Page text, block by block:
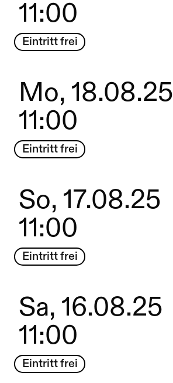
11:00
Eintritt frei
Mo, 18.08.25
11:00
Eintritt frei
So, 17.08.25
11:00
Eintritt frei
Sa, 16.08.25
11:00
Eintritt frei